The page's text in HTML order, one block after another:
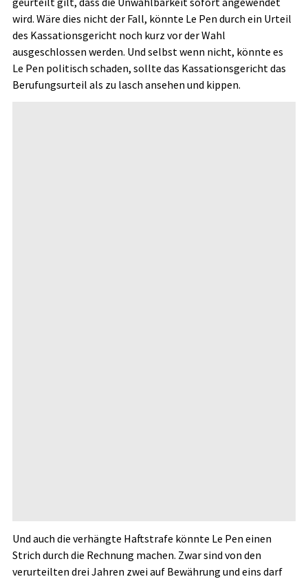
wird. Wäre dies nicht der Fall, könnte Le Pen durch ein Urteil
des Kassationsgericht noch kurz vor der Wahl
ausgeschlossen werden. Und selbst wenn nicht, könnte es
Le Pen politisch schaden, sollte das Kassationsgericht das
Berufungsurteil als zu lasch ansehen und kippen.
Und auch die verhängte Haftstrafe könnte Le Pen einen
Strich durch die Rechnung machen. Zwar sind von den
verurteilten drei Jahren zwei auf Bewährung und eins darf